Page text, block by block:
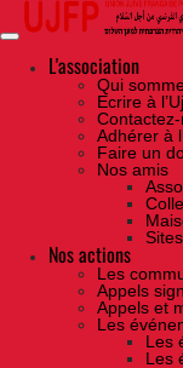
Skip
the
contentL'association
Qui
Ecrire à
Adhérer à
Faire un
Nos amis
Nos actions
Les
Appels
Appels et
Les
Les
Les